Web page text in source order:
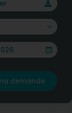
demande